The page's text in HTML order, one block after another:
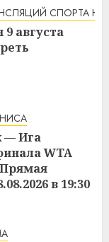
СПОРТА НА
9 августа
— Ига
WTA
Прямая
в 19:30